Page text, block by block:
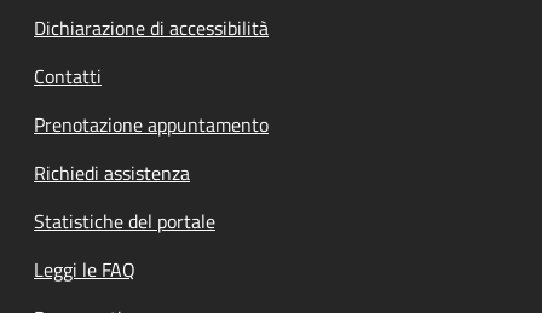
Dichiarazione di accessibilità
Contatti
Prenotazione appuntamento
Richiedi assistenza
Statistiche del portale
Leggi le FAQ